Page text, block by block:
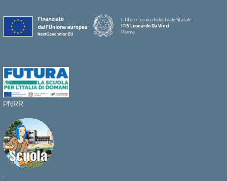
Istituto Tecnico Industriale Statale
ITIS Leonardo Da Vinci
Parma
PNRR
.